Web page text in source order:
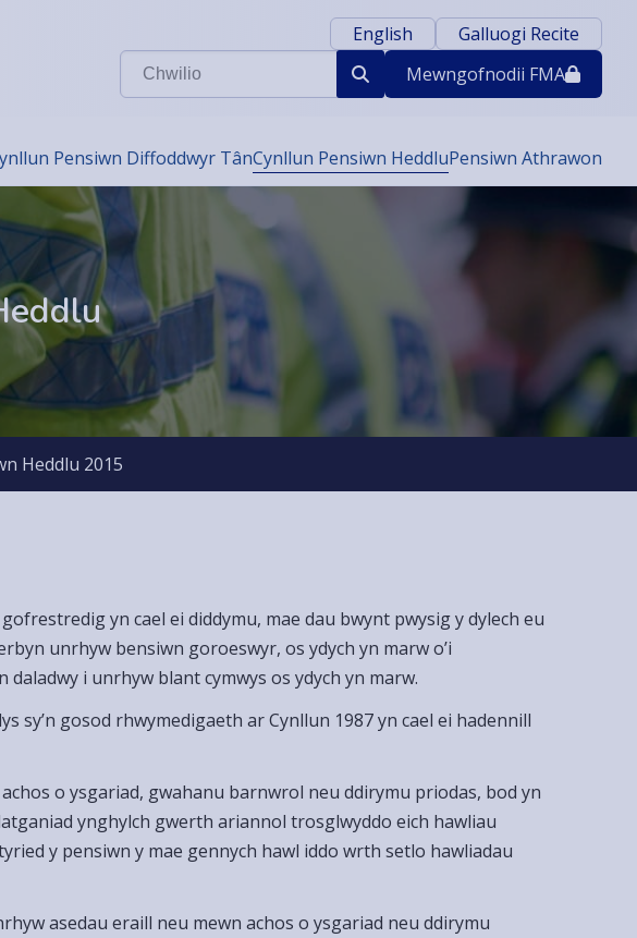
English
Galluogi Recite
Chwilio
Mewngofnodii FMA
Pensiwn Diffoddwyr TânCynllun Pensiwn HeddluPensiwn Athrawon
Heddlu 2015
yn cael ei diddymu, mae dau bwynt pwysig y dylech eu
unrhyw bensiwn goroeswyr, os ydych yn marw o’i
i unrhyw blant cymwys os ydych yn marw.
sy’n gosod rhwymedigaeth ar Cynllun 1987 yn cael ei hadennill
o ysgariad, gwahanu barnwrol neu ddirymu priodas, bod yn
ynghylch gwerth ariannol trosglwyddo eich hawliau
y pensiwn y mae gennych hawl iddo wrth setlo hawliadau
asedau eraill neu mewn achos o ysgariad neu ddirymu